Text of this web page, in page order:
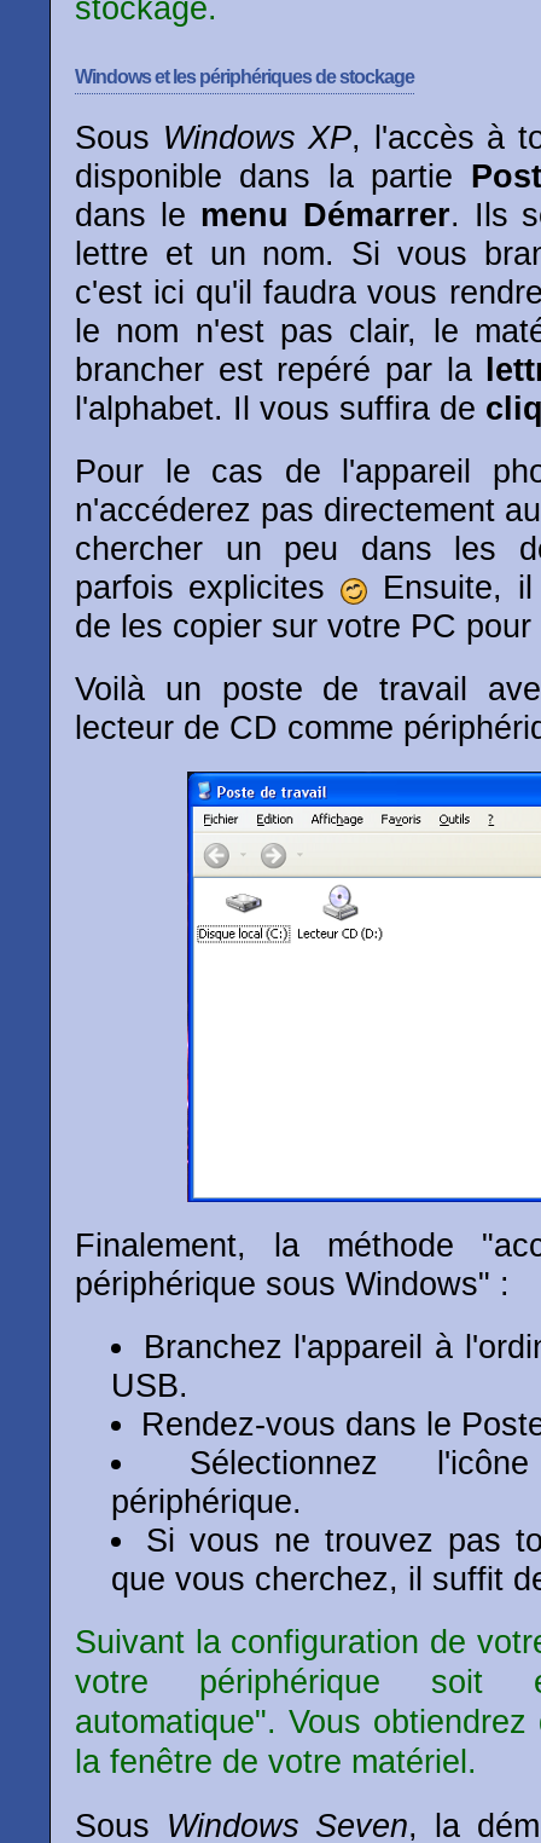
stockage.
Windows et les périphériques de stockage
Sous Windows XP, l'accès à
disponible dans la partie
dans le menu Démarrer. Ils
lettre et un nom. Si vous
c'est ici qu'il faudra vous
le nom n'est pas clair, le
brancher est repéré par la
l'alphabet. Il vous suffira de
Pour le cas de l'appareil
n'accéderez pas directement
chercher un peu dans les
parfois explicites
Ensuite,
de les copier sur votre PC
Voilà un poste de travail
lecteur de CD comme
Finalement, la méthode
périphérique sous Windows" :
Branchez l'appareil à
USB.
Rendez-vous dans le
Sélectionnez
périphérique.
Si vous ne trouvez pas
que vous cherchez, il suffit
Suivant la configuration de
votre périphérique soit
automatique". Vous
la fenêtre de votre matériel.
Sous Windows Seven, la